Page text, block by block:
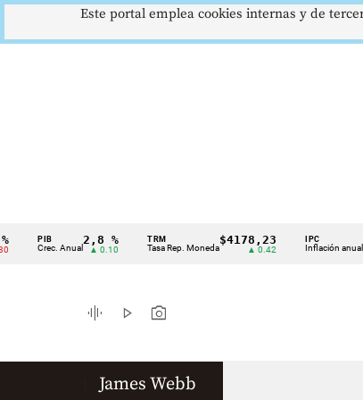
Cintillo
indicadores
económicos
Crec. Anual
2,8 %
▲ 0.10 Tasa Rep. Moneda
$4178,23
▲ 0.42 Inflación anual ▼
graphic_eq play_arrow photo_camera
James Webb
Este portal emplea cookies internas y de